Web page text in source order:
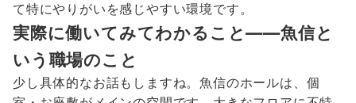
て特にやりがいを感じやすい環境です。
実際に働いてみてわかること——魚信と
いう職場のこと
少し具体的なお話もしますね。魚信のホールは、個